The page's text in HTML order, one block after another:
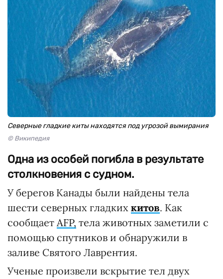
Северные гладкие киты находятся под угрозой вымирания
© Википедия
Одна из особей погибла в результате
столкновения с судном.
У берегов Канады были найдены тела
шести северных гладких китов. Как
сообщает AFP, тела животных заметили с
помощью спутников и обнаружили в
заливе Святого Лаврентия.
Ученые произвели вскрытие тел двух